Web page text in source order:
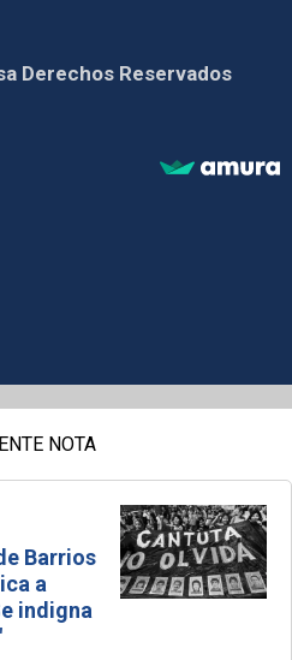
Derechos Reservados
NOTA
Barrios
a
indigna